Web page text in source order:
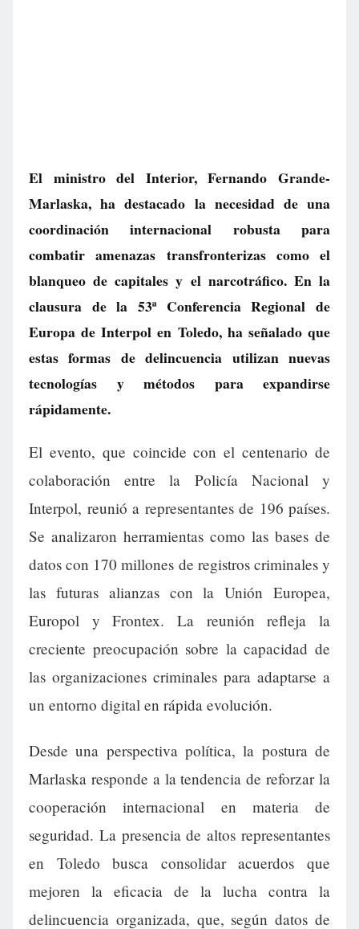
El ministro del Interior, Fernando Grande-
Marlaska, ha destacado la necesidad de una
coordinación internacional robusta para
combatir amenazas transfronterizas como el
blanqueo de capitales y el narcotráfico. En la
clausura de la 53ª Conferencia Regional de
Europa de Interpol en Toledo, ha señalado que
estas formas de delincuencia utilizan nuevas
tecnologías y métodos para expandirse
rápidamente.
El evento, que coincide con el centenario de
colaboración entre la Policía Nacional y
Interpol, reunió a representantes de 196 países.
Se analizaron herramientas como las bases de
datos con 170 millones de registros criminales y
las futuras alianzas con la Unión Europea,
Europol y Frontex. La reunión refleja la
creciente preocupación sobre la capacidad de
las organizaciones criminales para adaptarse a
un entorno digital en rápida evolución.
Desde una perspectiva política, la postura de
Marlaska responde a la tendencia de reforzar la
cooperación internacional en materia de
seguridad. La presencia de altos representantes
en Toledo busca consolidar acuerdos que
mejoren la eficacia de la lucha contra la
delincuencia organizada, que, según datos de